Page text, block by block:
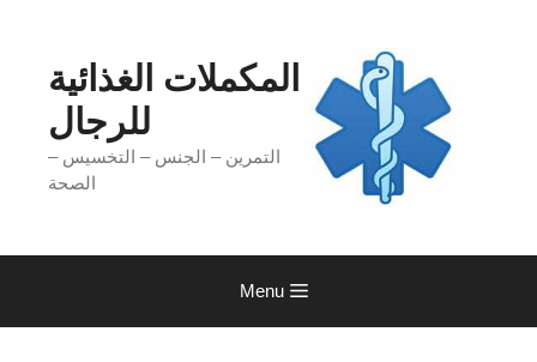
المكملات الغذائية
للرجال
التمرين – الجنس – التخسيس –
الصحة
Menu